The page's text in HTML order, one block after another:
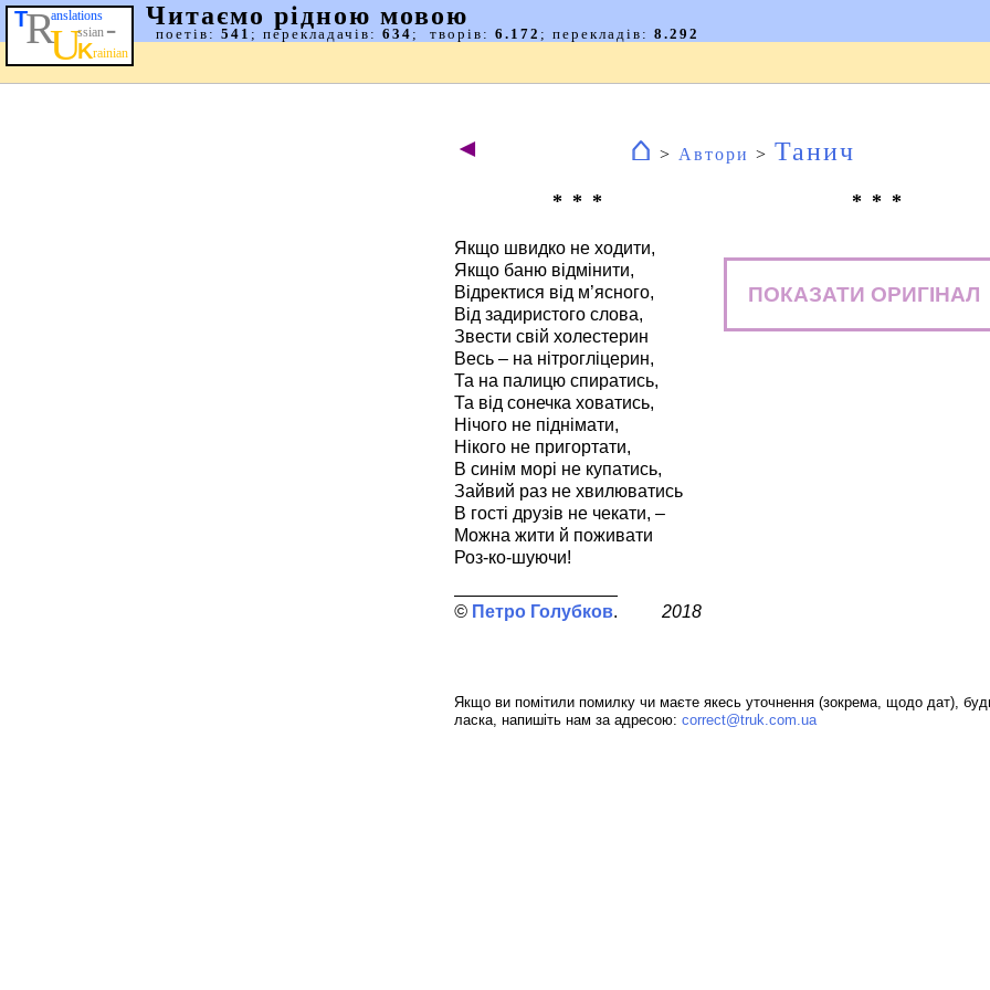
◄ ⌂ > Автори > Танич
* * *
Якщо швидко не ходити,
Якщо баню відмінити,
Відректися від м’ясного,
Від задиристого слова,
Звести свій холестерин
Весь – на нітрогліцерин,
Та на палицю спиратись,
Та від сонечка ховатись,
Нічого не піднімати,
Нікого не пригортати,
В синім морі не купатись,
Зайвий раз не хвилюватись
В гості друзів не чекати, –
Можна жити й поживати
Роз-ко-шуючи!
Петро Голубков 2018
* * *
ПОКАЗАТИ ОРИГІНАЛ
Якщо ви помітили помилку чи маєте якесь уточнення (зокрема, щодо дат),
ласка, напишіть нам за адресою: correct@truk.com.ua